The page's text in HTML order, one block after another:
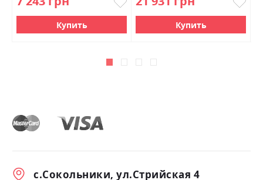
Купить Купить
с.Сокольники, ул.Стрийская 4